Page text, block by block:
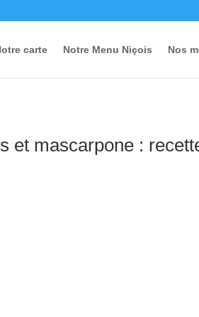
carte Notre Menu Niçois Nos
et mascarpone :